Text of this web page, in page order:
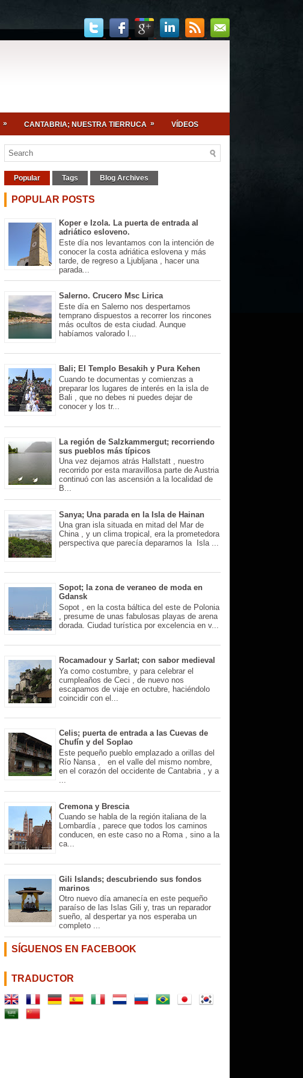
» CANTABRIA; NUESTRA TIERRUCA » VÍDEOS
Popular Tags Blog Archives
POPULAR POSTS
Koper e Izola. La puerta de entrada al
adriático esloveno.
Este día nos levantamos con la intención de
conocer la costa adriática eslovena y más
tarde, de regreso a Ljubljana , hacer una
parada...
Salerno. Crucero Msc Lirica
Este día en Salerno nos despertamos
temprano dispuestos a recorrer los rincones
más ocultos de esta ciudad. Aunque
habíamos valorado l...
Bali; El Templo Besakih y Pura Kehen
Cuando te documentas y comienzas a
preparar los lugares de interés en la isla de
Bali , que no debes ni puedes dejar de
conocer y los tr...
La región de Salzkammergut; recorriendo
sus pueblos más típicos
Una vez dejamos atrás Hallstatt , nuestro
recorrido por esta maravillosa parte de Austria
continuó con las ascensión a la localidad de
B...
Sanya; Una parada en la Isla de Hainan
Una gran isla situada en mitad del Mar de
China , y un clima tropical, era la prometedora
perspectiva que parecía depararnos la Isla ...
Sopot; la zona de veraneo de moda en
Gdansk
Sopot , en la costa báltica del este de Polonia
, presume de unas fabulosas playas de arena
dorada. Ciudad turística por excelencia en v...
Rocamadour y Sarlat; con sabor medieval
Ya como costumbre, y para celebrar el
cumpleaños de Ceci , de nuevo nos
escapamos de viaje en octubre, haciéndolo
coincidir con el...
Celis; puerta de entrada a las Cuevas de
Chufín y del Soplao
Este pequeño pueblo emplazado a orillas del
Río Nansa , en el valle del mismo nombre,
en el corazón del occidente de Cantabria , y a
...
Cremona y Brescia
Cuando se habla de la región italiana de la
Lombardía , parece que todos los caminos
conducen, en este caso no a Roma , sino a la
ca...
Gili Islands; descubriendo sus fondos
marinos
Otro nuevo día amanecía en este pequeño
paraíso de las Islas Gili y, tras un reparador
sueño, al despertar ya nos esperaba un
completo ...
SÍGUENOS EN FACEBOOK
TRADUCTOR